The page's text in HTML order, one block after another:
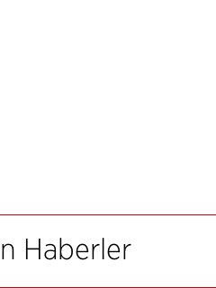
Haberler